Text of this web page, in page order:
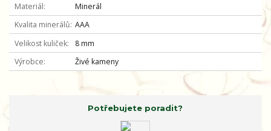
Materiál
Minerál
Kvalita minerálů AAA
Velikost kuliček
8 mm
Výrobce
Živé kameny
Potřebujete poradit?